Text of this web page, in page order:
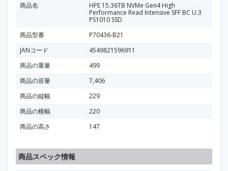
商品名
HPE 15.36TB NVMe Gen4 High
Performance Read Intensive SFF BC U.3
PS1010 SSD
商品型番
P70436-B21
JANコード
4549821596911
商品の重量
499
商品の容量
7,406
商品の縦幅
229
商品の横幅
220
商品の高さ
147
商品スペック情報